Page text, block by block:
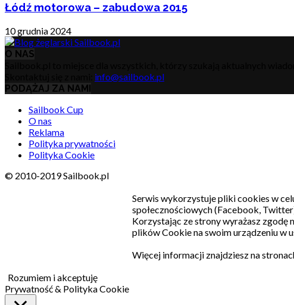
Łódź motorowa – zabudowa 2015
10 grudnia 2024
O NAS
info@sailbook.pl
PODĄŻAJ ZA NAMI
Sailbook Cup
O nas
Reklama
Polityka prywatności
Polityka Cookie
© 2010-2019 Sailbook.pl
Serwis wykorzystuje pliki cookies w
społecznościowych (Facebook,
Korzystając ze strony wyrażasz zgodę
plików Cookie na swoim urządzeniu w
Więcej informacji znajdziesz na
Rozumiem i akceptuję
Prywatność & Polityka Cookie